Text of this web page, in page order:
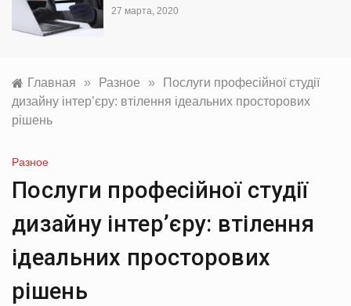
27 марта, 2020
Главная » Разное »
Послуги професійної студії
дизайну інтер’єру: втілення ідеальних просторових
рішень
Разное
Послуги професійної студії
дизайну інтер’єру: втілення
ідеальних просторових
рішень